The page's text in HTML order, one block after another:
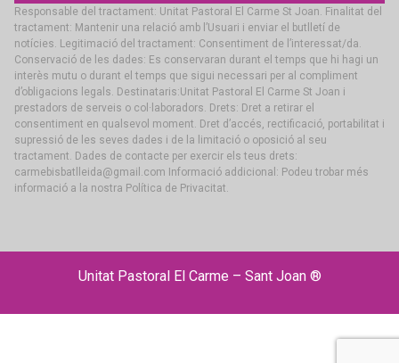
Responsable del tractament: Unitat Pastoral El Carme St Joan. Finalitat del
tractament: Mantenir una relació amb l’Usuari i enviar el butlletí de
notícies. Legitimació del tractament: Consentiment de l’interessat/da.
Conservació de les dades: Es conservaran durant el temps que hi hagi un
interès mutu o durant el temps que sigui necessari per al compliment
d’obligacions legals. Destinataris:Unitat Pastoral El Carme St Joan i
prestadors de serveis o col·laboradors. Drets: Dret a retirar el
consentiment en qualsevol moment. Dret d’accés, rectificació, portabilitat i
supressió de les seves dades i de la limitació o oposició al seu
tractament. Dades de contacte per exercir els teus drets:
carmebisbatlleida@gmail.com Informació addicional: Podeu trobar més
informació a la nostra Política de Privacitat.
Unitat Pastoral El Carme – Sant Joan ®